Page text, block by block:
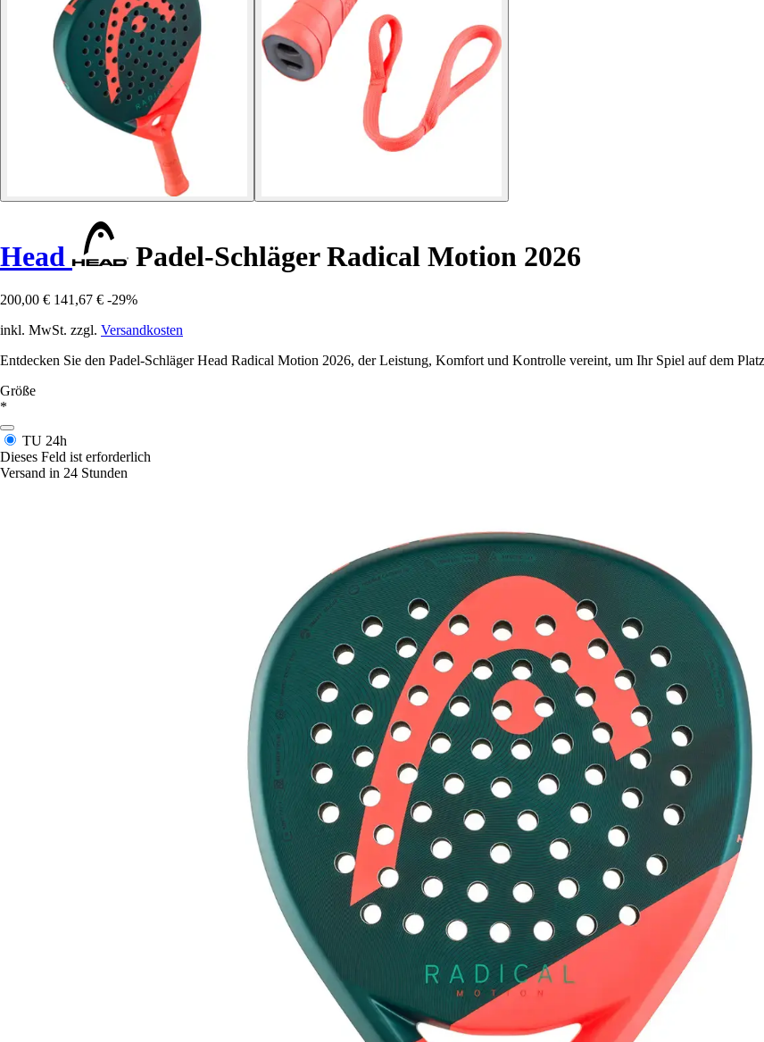
Head Padel-Schläger Radical Motion 2026
200,00 € 141,67 € -29%
inkl. MwSt. zzgl. Versandkosten
Entdecken Sie den Padel-Schläger Head Radical Motion 2026, der Leistung, Komfort und Kontrolle vereint, um Ihr Spiel auf dem
Größe
*
TU 24h
Dieses Feld ist erforderlich
Versand in 24 Stunden